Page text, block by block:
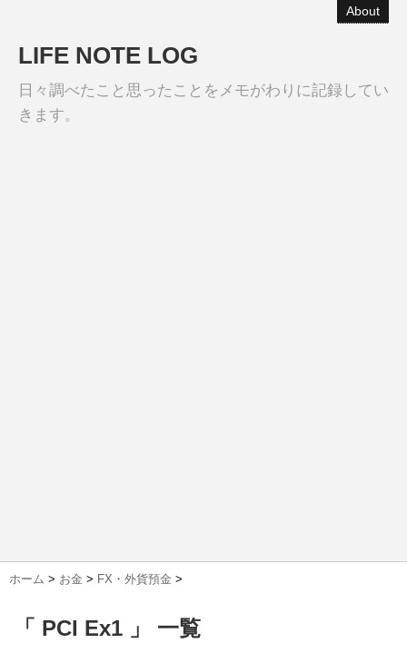
About
LIFE NOTE LOG
日々調べたこと思ったことをメモがわりに記録してい
きます。
ホーム > お金 > FX・外貨預金 >
「 PCI Ex1 」 一覧